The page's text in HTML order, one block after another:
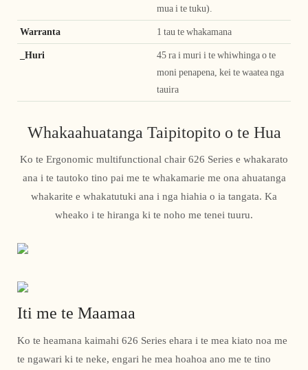
mua i te tuku).
Warranta 1 tau te whakamana
_Huri
45 ra i muri i te whiwhinga o te
moni penapena, kei te waatea nga
tauira
Whakaahuatanga Taipitopito o te Hua
Ko te Ergonomic multifunctional chair 626 Series e whakarato
ana i te tautoko tino pai me te whakamarie me ona ahuatanga
whakarite e whakatutuki ana i nga hiahia o ia tangata. Ka
wheako i te hiranga ki te noho me tenei tuuru.
Iti me te Maamaa
Ko te heamana kaimahi 626 Series ehara i te mea kiato noa me
te ngawari ki te neke, engari he mea hoahoa ano me te tino